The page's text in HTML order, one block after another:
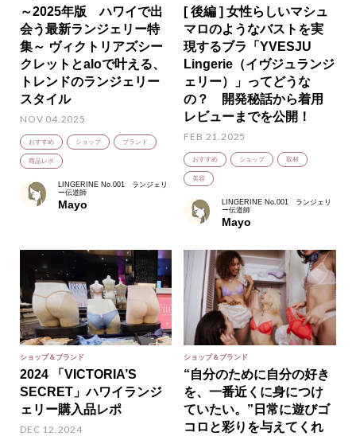
～2025年版 ハワイで出
会う最新ランジェリー特
集～ ヴィクトリアズシー
クレットとaloで叶える、
トレンドのランジェリー
スタイル
NOV 04.2025
おすすめ ショップ ブランド
商品レポ
LINGERINE No.001 ランジェリ
ー伝道師
Mayo
[ 後編 ] 女性らしいマシュ
マロのようなバストを実
現するブラ「YVESJU
Lingerie（イヴジュランジ
ェリー）」ってどうな
の？ 開発秘話から着用
レビューまでを公開！
FEB 21.2025
おすすめ ショップ 取材
美容
LINGERINE No.001 ランジェリ
ー伝道師
Mayo
ショップ＆ブランド
2024 「VICTORIA’S
SECRET」ハワイランジ
ェリー購入品レポ
DEC 12.2024
ショップ＆ブランド
“自分のために自分の好き
を、一番近くに身につけ
ていたい。”日常に遊びゴ
コロと彩りを与えてくれ